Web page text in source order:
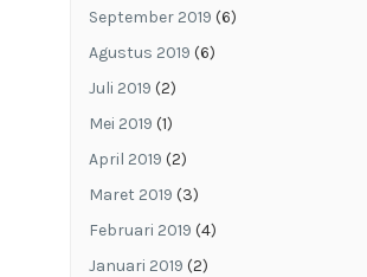
September 2019 (6)
Agustus 2019 (6)
Juli 2019 (2)
Mei 2019 (1)
April 2019 (2)
Maret 2019 (3)
Februari 2019 (4)
Januari 2019 (2)